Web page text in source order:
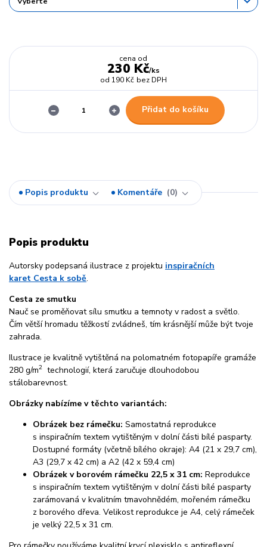
cena od
230 Kč/ks
od 190 Kč bez DPH
Přidat do košíku
Popis produktu Komentáře 0
Popis produktu
Autorsky podepsaná ilustrace z projektu inspiračních
karet Cesta k sobě.
Cesta ze smutku
Nauč se proměňovat sílu smutku a temnoty v radost a světlo.
Čím větší hromadu těžkostí zvládneš, tím krásnější může být tvoje
zahrada.
Ilustrace je kvalitně vytištěná na polomatném fotopapíře gramáže
280 g/m2 technologií, která zaručuje dlouhodobou
stálobarevnost.
Obrázky nabízíme v těchto variantách:
Obrázek bez rámečku: Samostatná reprodukce
s inspiračním textem vytištěným v dolní části bílé pasparty.
Dostupné formáty (včetně bílého okraje): A4 (21 x 29,7 cm),
A3 (29,7 x 42 cm) a A2 (42 x 59,4 cm)
Obrázek v borovém rámečku 22,5 x 31 cm: Reprodukce
s inspiračním textem vytištěným v dolní části bílé pasparty
zarámovaná v kvalitním tmavohnědém, mořeném rámečku
z borového dřeva. Velikost reprodukce je A4, celý rámeček
je velký 22,5 x 31 cm.